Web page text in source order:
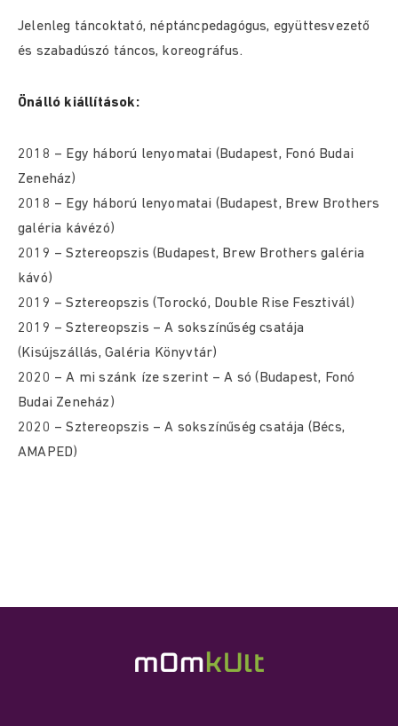
Jelenleg táncoktató, néptáncpedagógus, együttesvezető
és szabadúszó táncos, koreográfus.
Önálló kiállítások:
2018 – Egy háború lenyomatai (Budapest, Fonó Budai
Zeneház)
2018 – Egy háború lenyomatai (Budapest, Brew Brothers
galéria kávézó)
2019 – Sztereopszis (Budapest, Brew Brothers galéria
kávó)
2019 – Sztereopszis (Torockó, Double Rise Fesztivál)
2019 – Sztereopszis – A sokszínűség csatája
(Kisújszállás, Galéria Könyvtár)
2020 – A mi szánk íze szerint – A só (Budapest, Fonó
Budai Zeneház)
2020 – Sztereopszis – A sokszínűség csatája (Bécs,
AMAPED)